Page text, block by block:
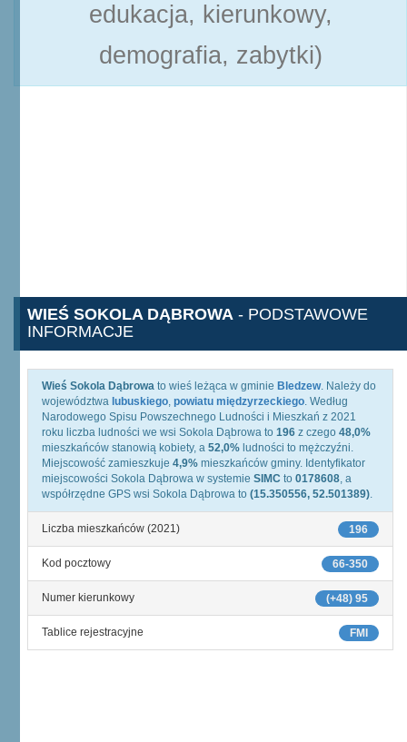
edukacja, kierunkowy,
demografia, zabytki)
WIEŚ SOKOLA DĄBROWA - PODSTAWOWE
INFORMACJE
Wieś Sokola Dąbrowa to wieś leżąca w gminie Bledzew. Należy do
województwa lubuskiego, powiatu międzyrzeckiego. Według
Narodowego Spisu Powszechnego Ludności i Mieszkań z 2021
roku liczba ludności we wsi Sokola Dąbrowa to 196 z czego 48,0%
mieszkańców stanowią kobiety, a 52,0% ludności to mężczyźni.
Miejscowość zamieszkuje 4,9% mieszkańców gminy. Identyfikator
miejscowości Sokola Dąbrowa w systemie SIMC to 0178608, a
współrzędne GPS wsi Sokola Dąbrowa to (15.350556, 52.501389).
196
Liczba mieszkańców (2021)
66-350
Kod pocztowy
(+48) 95
Numer kierunkowy
FMI
Tablice rejestracyjne